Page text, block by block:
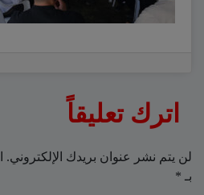
اترك تعليقاً
لن يتم نشر عنوان بريدك الإلكتروني.
بـ *